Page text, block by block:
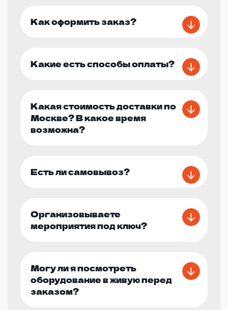
Как оформить заказ?
Какие есть способы оплаты?
Какая стоимость доставки по
Москве? В какое время
возможна?
Есть ли самовывоз?
Организовываете
мероприятия под ключ?
Могу ли я посмотреть
оборудование в живую перед
заказом?